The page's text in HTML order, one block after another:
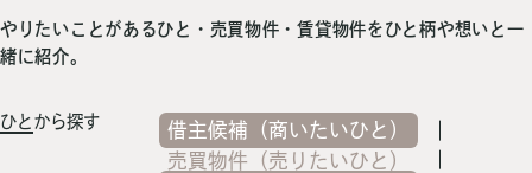
やりたいことがあるひと・売買物件・賃貸物件をひと柄や想いと一
緒に紹介。
ひと から探す
借主候補（商いたいひと）
売買物件（売りたいひと）